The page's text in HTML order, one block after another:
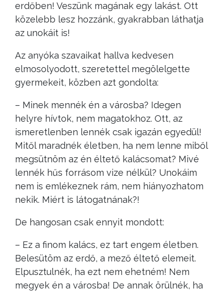
erdőben! Veszünk magának egy lakást. Ott
közelebb lesz hozzánk, gyakrabban láthatja
az unokáit is!
Az anyóka szavaikat hallva kedvesen
elmosolyodott, szeretettel megölelgette
gyermekeit, közben azt gondolta:
– Minek mennék én a városba? Idegen
helyre hívtok, nem magatokhoz. Ott, az
ismeretlenben lennék csak igazán egyedül!
Mitől maradnék életben, ha nem lenne miből
megsütnöm az én éltető kalácsomat? Mivé
lennék hűs forrásom vize nélkül? Unokáim
nem is emlékeznek rám, nem hiányozhatom
nekik. Miért is látogatnának?!
De hangosan csak ennyit mondott:
– Ez a finom kalács, ez tart engem életben.
Belesütöm az erdő, a mező éltető elemeit.
Elpusztulnék, ha ezt nem ehetném! Nem
megyek én a városba! De annak örülnék, ha